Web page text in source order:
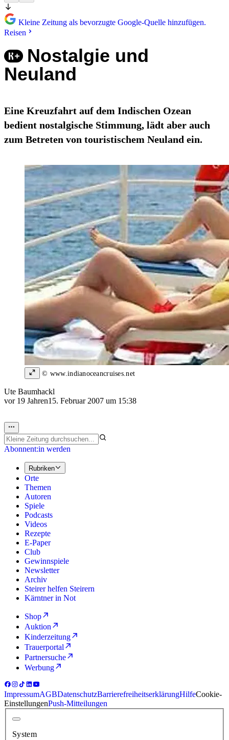
Kleine Zeitung als bevorzugte Google-Quelle hinzufügen.
Reisen
Nostalgie und
Neuland
Eine Kreuzfahrt auf dem Indischen Ozean
bedient nostalgische Stimmung, lädt aber auch
zum Betreten von touristischem Neuland ein.
© www.indianoceancruises.net
Ute Baumhackl
vor 19 Jahren15. Februar 2007 um 15:38
Abonnent:in werden
Rubriken
Orte
Themen
Autoren
Spiele
Podcasts
Videos
Rezepte
E-Paper
Club
Gewinnspiele
Newsletter
Archiv
Steirer helfen Steirern
Kärntner in Not
Shop
Auktion
Kinderzeitung
Trauerportal
Partnersuche
Werbung
ImpressumAGBDatenschutzBarrierefreiheitserklärungHilfeCookie-
EinstellungenPush-Mitteilungen
System